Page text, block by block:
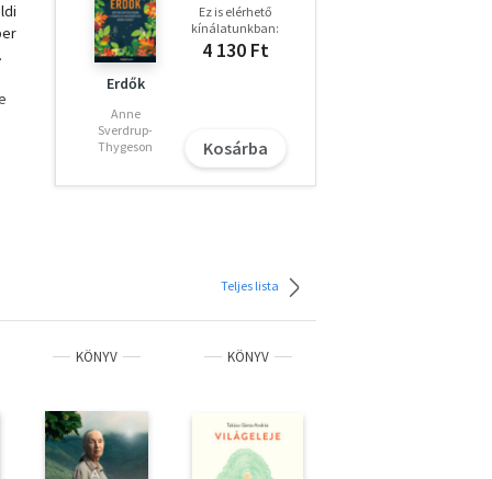
Erdők
Anne
Sverdrup-
Thygeson
Ez is elérhető
kínálatunkban:
4 130 Ft
Kosárba
Teljes lista
KÖNYV KÖNYV